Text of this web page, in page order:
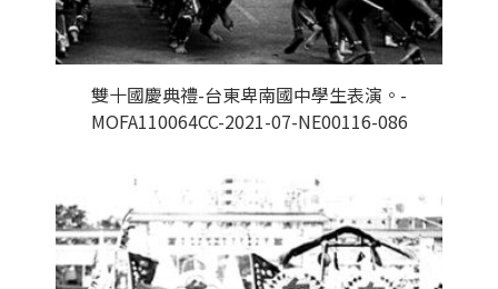
雙十國慶典禮-台東卑南國中學生表演。-
MOFA110064CC-2021-07-NE00116-086